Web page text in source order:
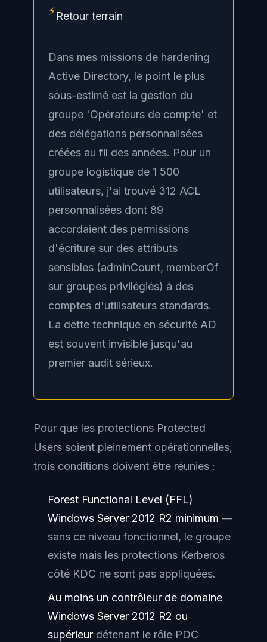
⚡Retour terrain
Dans mes missions de hardening
Active Directory, le point le plus
sous-estimé est la gestion du
groupe 'Opérateurs de compte' et
des délégations personnalisées
créées au fil des années. Pour un
groupe logistique de 1 500
utilisateurs, j'ai trouvé 312 ACL
personnalisées dont 89
accordaient des permissions
d'écriture sur des attributs
sensibles (adminCount, memberOf
sur groupes privilégiés) à des
comptes d'utilisateurs standards.
La dette technique en sécurité AD
est souvent invisible jusqu'au
premier audit sérieux.
Pour que les protections Protected
Users soient pleinement opérationnelles,
trois conditions doivent être réunies :
Forest Functional Level (FFL)
Windows Server 2012 R2 minimum —
sans ce niveau fonctionnel, le groupe
existe mais les protections Kerberos
côté KDC ne sont pas appliquées.
Au moins un contrôleur de domaine
Windows Server 2012 R2 ou
supérieur détenant le rôle PDC